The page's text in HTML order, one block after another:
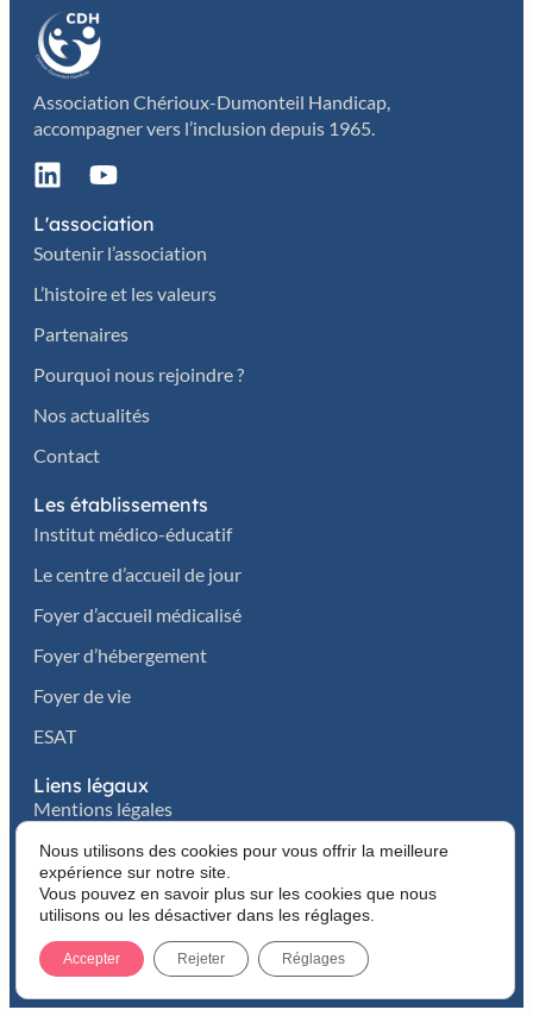
Association Chérioux-Dumonteil Handicap,
accompagner vers l’inclusion depuis 1965.
L'association
Soutenir l’association
L’histoire et les valeurs
Partenaires
Pourquoi nous rejoindre ?
Nos actualités
Contact
Les établissements
Institut médico-éducatif
Le centre d’accueil de jour
Foyer d’accueil médicalisé
Foyer d’hébergement
Foyer de vie
ESAT
Liens légaux
Mentions légales
Cookies
© 2026 Association Chérioux-Dumonteil Handicap. Tous
droits réservés.
Nous utilisons des cookies pour vous offrir la meilleure
expérience sur notre site.
Vous pouvez en savoir plus sur les cookies que nous
utilisons ou les désactiver dans les réglages.
Accepter Rejeter Réglages